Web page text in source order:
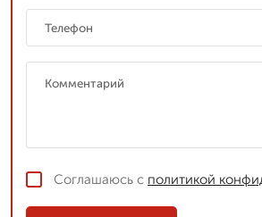
Соглашаюсь с политикой